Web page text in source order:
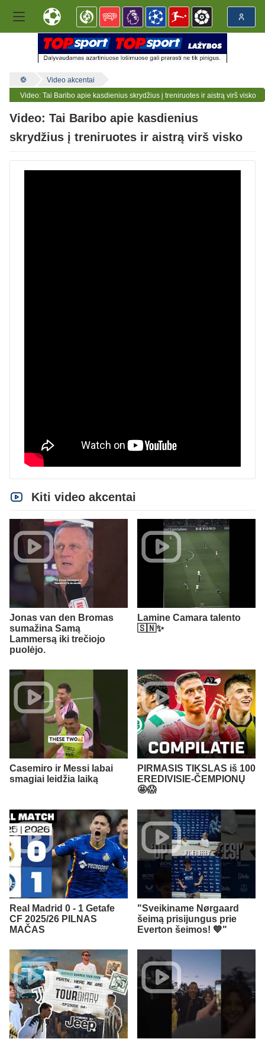
Video akcentai
Video: Tai Baribo apie kasdienius skrydžius į treniruotes ir aistrą virš visko
Video: Tai Baribo apie kasdienius
skrydžius į treniruotes ir aistrą virš visko
Kiti video akcentai
Jonas van den Bromas
sumažina Samą
Lammersą iki trečiojo
puolėjo.
Lamine Camara talento
🇸🇳✨
Casemiro ir Messi labai
smagiai leidžia laiką
PIRMASIS TIKSLAS iš 100
EREDIVISIE-ČEMPIONŲ
🤩😱
Real Madrid 0 - 1 Getafe
CF 2025/26 PILNAS
MAČAS
"Sveikiname Nørgaard
šeimą prisijungus prie
Everton šeimos! 💙"